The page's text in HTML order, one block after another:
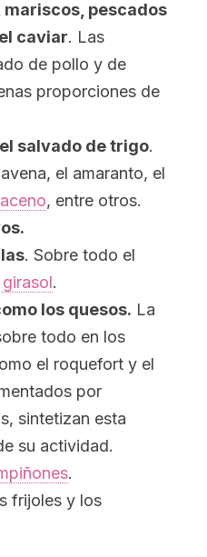
mariscos, pescados
caviar. Las
de pollo y de
proporciones de
salvado de trigo.
el amaranto, el
, entre otros.
. Sobre todo el
.
los quesos. La
todo en los
el roquefort y el
por
sintetizan esta
su actividad.
.
frijoles y los